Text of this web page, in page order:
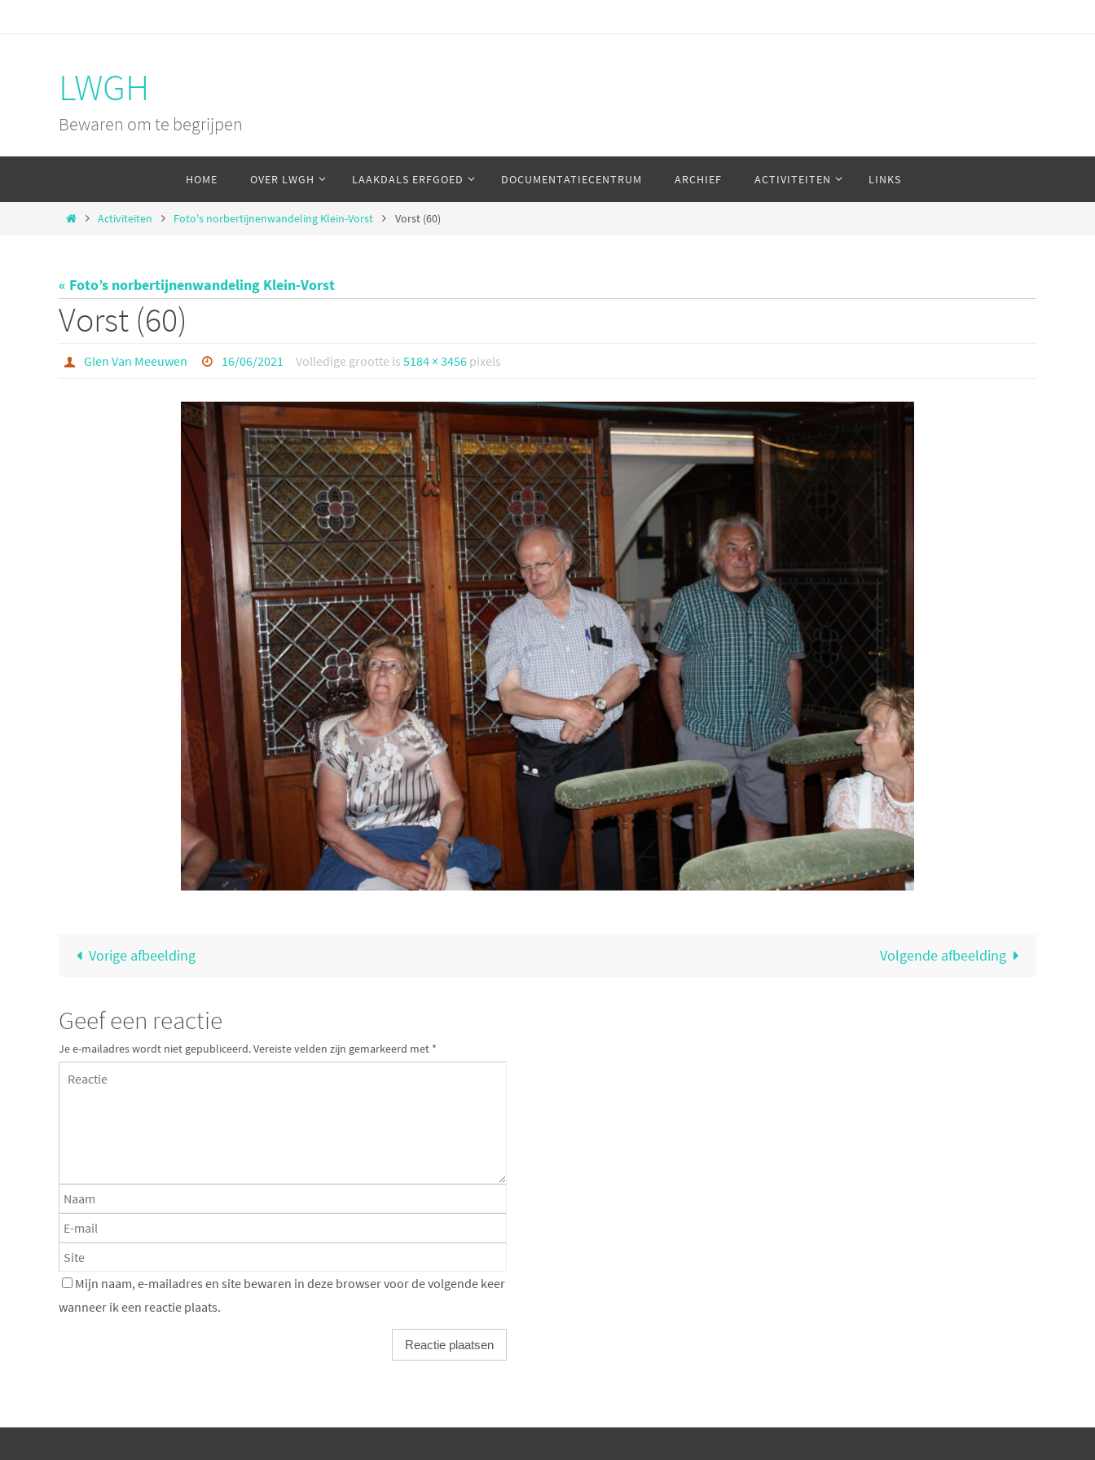
LWGH
Bewaren om te begrijpen
de
HOME OVER LWGH LAAKDALS ERFGOED DOCUMENTATIECENTRUM ARCHIEF ACTIVITEITEN LINKS
HomeActiviteiten Foto's norbertijnenwandeling Klein-Vorst Vorst (60)
« Foto’s norbertijnenwandeling Klein-Vorst
Vorst (60)
Glen Van Meeuwen 16/06/2021 Volledige grootte is5184 × 3456 pixels
Vorige afbeelding Volgende afbeelding
Geef een reactie
Je e-mailadres wordt niet gepubliceerd.Vereiste velden zijn gemarkeerd met *
Mijn naam, e-mailadres en site bewaren in deze browser voor de volgende keer
wanneer ik een reactie plaats.